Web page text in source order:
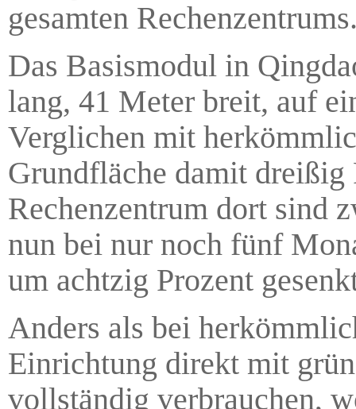
gesamten
Das Basismodul in
lang, 41 Meter breit, auf
Verglichen mit
Grundfläche damit dreißig
Rechenzentrum dort sind
nun bei nur noch fünf
um achtzig Prozent
Anders als bei
Einrichtung direkt mit
vollständig verbrauchen,